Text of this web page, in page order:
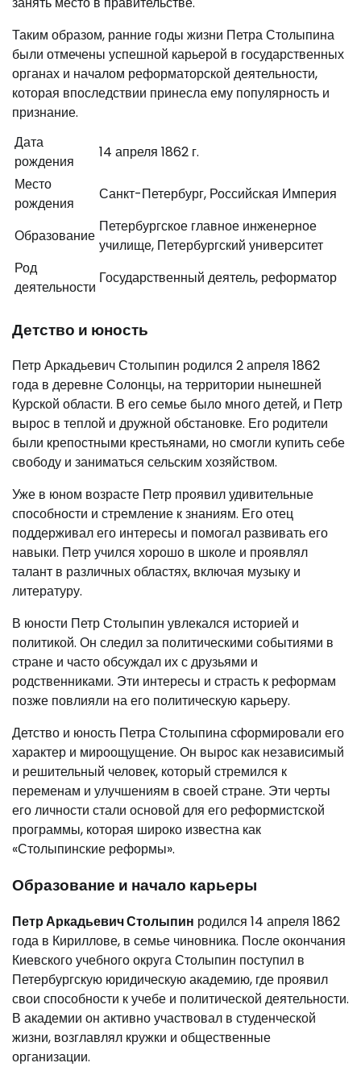
Таким образом, ранние годы жизни Петра Столыпина
были отмечены успешной карьерой в государственных
органах и началом реформаторской деятельности,
которая впоследствии принесла ему популярность и
признание.
Дата
рождения
14 апреля 1862 г.
Место
рождения
Санкт-Петербург, Российская Империя
Образование
Петербургское главное инженерное
училище, Петербургский университет
Род
деятельности
Государственный деятель, реформатор
Детство и юность
Петр Аркадьевич Столыпин родился 2 апреля 1862
года в деревне Солонцы, на территории нынешней
Курской области. В его семье было много детей, и Петр
вырос в теплой и дружной обстановке. Его родители
были крепостными крестьянами, но смогли купить себе
свободу и заниматься сельским хозяйством.
Уже в юном возрасте Петр проявил удивительные
способности и стремление к знаниям. Его отец
поддерживал его интересы и помогал развивать его
навыки. Петр учился хорошо в школе и проявлял
талант в различных областях, включая музыку и
литературу.
В юности Петр Столыпин увлекался историей и
политикой. Он следил за политическими событиями в
стране и часто обсуждал их с друзьями и
родственниками. Эти интересы и страсть к реформам
позже повлияли на его политическую карьеру.
Детство и юность Петра Столыпина сформировали его
характер и мироощущение. Он вырос как независимый
и решительный человек, который стремился к
переменам и улучшениям в своей стране. Эти черты
его личности стали основой для его реформистской
программы, которая широко известна как
«Столыпинские реформы».
Образование и начало карьеры
Петр Аркадьевич Столыпин родился 14 апреля 1862
года в Кириллове, в семье чиновника. После окончания
Киевского учебного округа Столыпин поступил в
Петербургскую юридическую академию, где проявил
свои способности к учебе и политической деятельности.
В академии он активно участвовал в студенческой
жизни, возглавлял кружки и общественные
организации.